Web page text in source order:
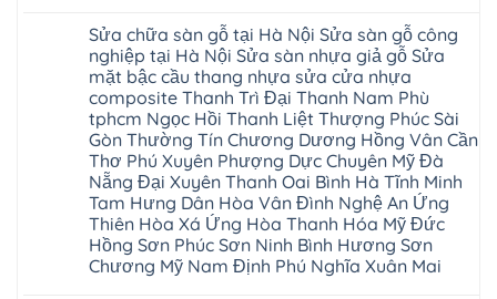
Thanh
Xuân
Kim
Động
Văn
Giang
Cầu
Giấy
Văn
Lâm
tphcm
Khoái
Châu
Trì
Thanh
Xuân
Đoan
Hùng
Thanh
Ba
Cầu
Giấy
Hạ
Hòa
Cẩm
Khê
Tây
Hồ
Yên
Lập
Thanh
Hoài
Đức
Bình
Dương
Thủ
Đức
Thanh
Xuân
Thái
Nguyên
Phú
Thọ
Bắc
Giang
Long
Biên
Hải
Dương
nhựa
giả
gỗ
cong
vênh
Sửa
mặt
bậc
cầu
thang
nhựa
sửa
cửa
nhựa
composite
hoài
đức
đan
bình
luận
ở
Sửa
chữa
sàn
gỗ
bị
phồng
tại
Hà
Nội
Sửa
sàn
gỗ
công
nghiệp
Sửa chữa sàn gỗ tại Hà Nội Sửa sàn gỗ công
nghiệp tại Hà Nội Sửa sàn nhựa giả gỗ Sửa
mặt bậc cầu thang nhựa sửa cửa nhựa
composite Thanh Trì Đại Thanh Nam Phù
tphcm Ngọc Hồi Thanh Liệt Thượng Phúc Sài
Gòn Thường Tín Chương Dương Hồng Vân Cần
Thơ Phú Xuyên Phượng Dực Chuyên Mỹ Đà
Nẵng Đại Xuyên Thanh Oai Bình Hà Tĩnh Minh
Tam Hưng Dân Hòa Vân Đình Nghệ An Ứng
Thiên Hòa Xá Ứng Hòa Thanh Hóa Mỹ Đức
Hồng Sơn Phúc Sơn Ninh Bình Hương Sơn
Chương Mỹ Nam Định Phú Nghĩa Xuân Mai